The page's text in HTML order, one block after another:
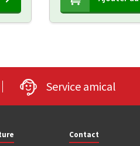
Service amical
Contact